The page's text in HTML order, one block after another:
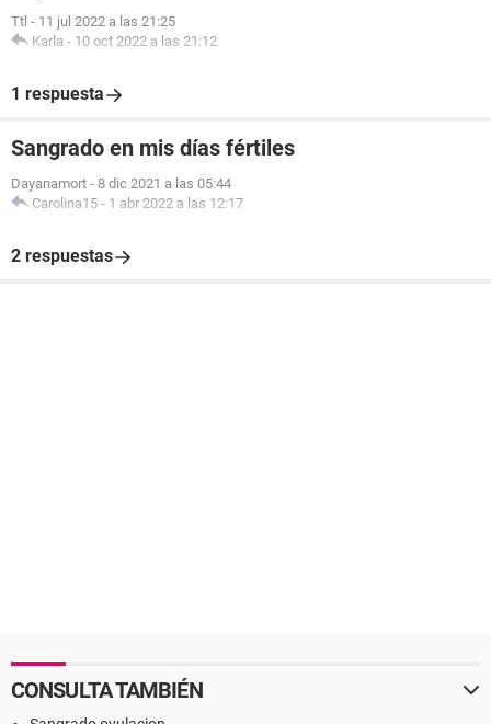
Ttl - 11 jul 2022 a las 21:25
Karla - 10 oct 2022 a las 21:12
1 respuesta
Sangrado en mis días fértiles
Dayanamort - 8 dic 2021 a las 05:44
Carolina15 - 1 abr 2022 a las 12:17
2 respuestas
CONSULTA TAMBIÉN